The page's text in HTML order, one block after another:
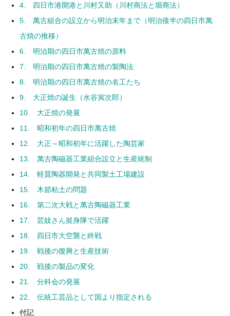
4. 四日市港開港と川村又助（川村商法と堀商法）
5. 萬古組合の設立から明治末年まで（明治後半の四日市萬
古焼の推移）
6. 明治期の四日市萬古焼の原料
7. 明治期の四日市萬古焼の製陶法
8. 明治期の四日市萬古焼の名工たち
9. 大正焼の誕生（水谷寅次郎）
10. 大正焼の発展
11. 昭和初年の四日市萬古焼
12. 大正～昭和初年に活躍した陶芸家
13. 萬古陶磁器工業組合設立と生産統制
14. 軽質陶器開発と共同製土工場建設
15. 木節粘土の問題
16. 第二次大戦と萬古陶磁器工業
17. 芸妓さん挺身隊で活躍
18. 四日市大空襲と終戦
19. 戦後の復興と生産技術
20. 戦後の製品の変化
21. 分科会の発展
22. 伝統工芸品として国より指定される
付記